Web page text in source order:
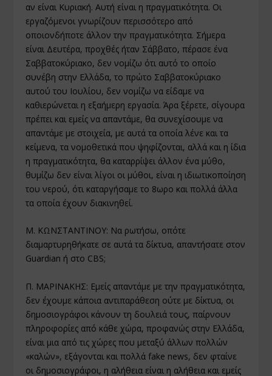
αν είναι Κυριακή. Αυτή είναι η πραγματικότητα. Οι
εργαζόμενοι γνωρίζουν περισσότερο από
οποιονδήποτε άλλον την πραγματικότητα. Σήμερα
είναι Δευτέρα, προχθές ήταν Σάββατο, πέρασε ένα
Σαββατοκύριακο, δεν νομίζω ότι αυτό το οποίο
συνέβη στην Ελλάδα, το πρώτο Σαββατοκύριακο
αυτού του Ιουλίου, δεν νομίζω να είδαμε να
καθιερώνεται η εξαήμερη εργασία. Άρα ξέρετε, σίγουρα
πρέπει και εμείς να απαντάμε, θα συνεχίσουμε να
απαντάμε με στοιχεία, με αυτά τα οποία λένε και τα
κείμενα, τα νομοθετικά που ψηφίζονται, αλλά και η ίδια
η πραγματικότητα, θα καταρρίψει άλλον ένα μύθο,
θυμίζω δεν είναι λίγοι οι μύθοι, είναι η ιδιωτικοποίηση
του νερού, ότι καταργήσαμε το 8ωρο και πολλά άλλα
τα οποία έχουν διακινηθεί.
Μ. ΚΩΝΣΤΑΝΤΙΝΟΥ: Να ρωτήσω, οπότε
διαμαρτυρηθήκατε σε αυτά τα δίκτυα, απαντήσατε στον
Guardian ή στο CBS;
Π. ΜΑΡΙΝΑΚΗΣ: Εμείς απαντάμε με την πραγματικότητα,
δεν έχουμε κάποια αντιπαράθεση ούτε με δίκτυα, οι
δημοσιογράφοι κάνουν τη δουλειά τους, παίρνουν
πληροφορίες από κάθε χώρα, προφανώς στην Ελλάδα,
είναι μια από τις χώρες που μεταξύ άλλων πολλών
«καλών», εξάγονται και πολλά fake news, δεν φταίνε
οι δημοσιογράφοι, η αλήθεια είναι η αλήθεια και εμείς